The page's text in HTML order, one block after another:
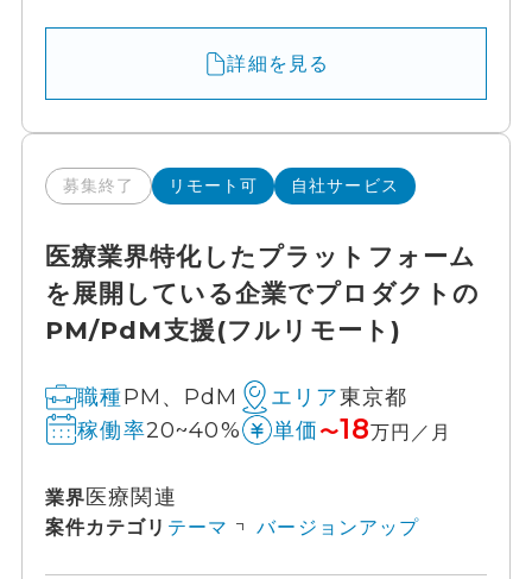
詳細を見る
募集終了 リモート可 自社サービス
医療業界特化したプラットフォーム
を展開している企業でプロダクトの
PM/PdM支援(フルリモート)
職種PM、PdM エリア東京都
稼働率20~40% 単価 〜18万円／月
業界医療関連
案件カテゴリ テーマ バージョンアップ